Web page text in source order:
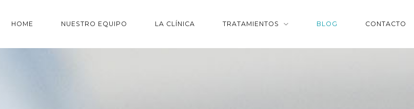
HOME NUESTRO EQUIPO LA CLÍNICA TRATAMIENTOS BLOG CONTACTO